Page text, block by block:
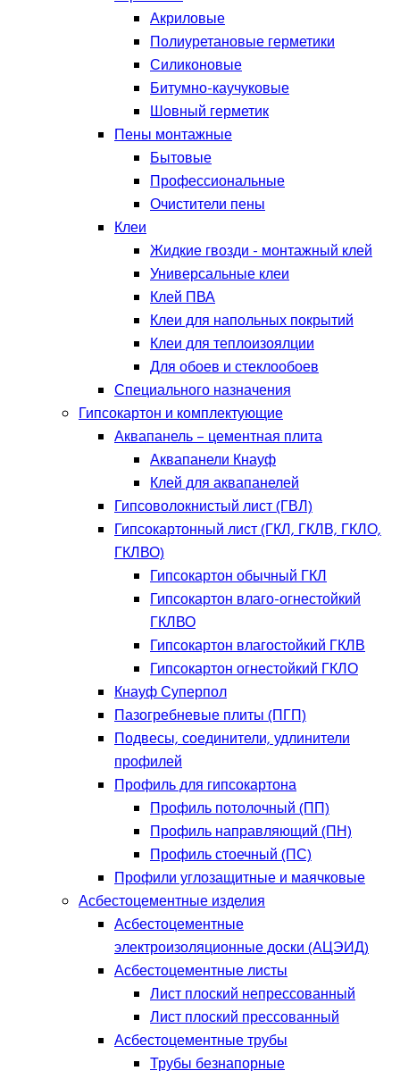
Акриловые
Полиуретановые герметики
Силиконовые
Битумно-каучуковые
Шовный герметик
Пены монтажные
Бытовые
Профессиональные
Очистители пены
Клеи
Жидкие гвозди - монтажный клей
Универсальные клеи
Клей ПВА
Клеи для напольных покрытий
Клеи для теплоизоялции
Для обоев и стеклообоев
Специального назначения
Гипсокартон и комплектующие
Аквапанель – цементная плита
Аквапанели Кнауф
Клей для аквапанелей
Гипсоволокнистый лист (ГВЛ)
Гипсокартонный лист (ГКЛ, ГКЛВ, ГКЛО,
ГКЛВО)
Гипсокартон обычный ГКЛ
Гипсокартон влаго-огнестойкий
ГКЛВО
Гипсокартон влагостойкий ГКЛВ
Гипсокартон огнестойкий ГКЛО
Кнауф Суперпол
Пазогребневые плиты (ПГП)
Подвесы, соединители, удлинители
профилей
Профиль для гипсокартона
Профиль потолочный (ПП)
Профиль направляющий (ПН)
Профиль стоечный (ПС)
Профили углозащитные и маячковые
Асбестоцементные изделия
Асбестоцементные
электроизоляционные доски (АЦЭИД)
Асбестоцементные листы
Лист плоский непрессованный
Лист плоский прессованный
Асбестоцементные трубы
Трубы безнапорные